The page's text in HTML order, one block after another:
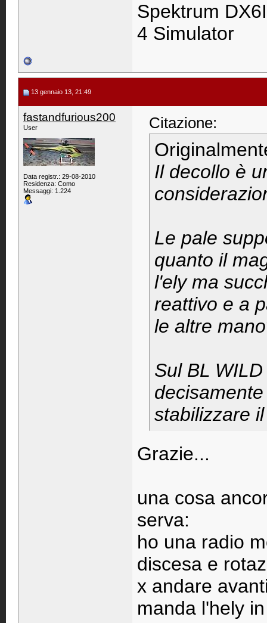
Spektrum
4 Simulator
13 gennaio 13, 21:49
fastandfurious200
User
Data registr.: 29-08-2010
Residenza: Como
Messaggi: 1.224
Citazione:
Il decollo è
Le pale
quanto il
l'ely ma
reattivo e a
le altre
Sul BL
stabilizzare
Grazie...
una cosa
serva:
ho una radio
discesa e
x andare
manda l'hely